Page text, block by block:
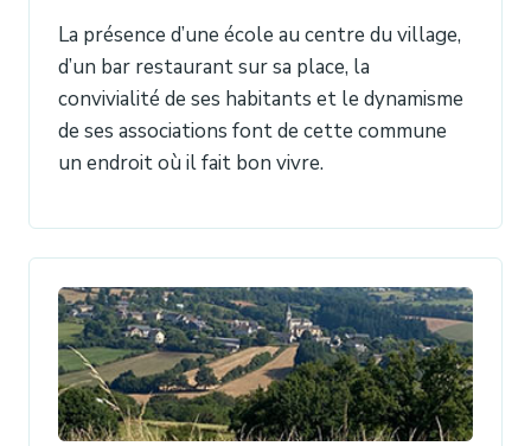
La présence d’une école au centre du village,
d’un bar restaurant sur sa place, la
convivialité de ses habitants et le dynamisme
de ses associations font de cette commune
un endroit où il fait bon vivre.